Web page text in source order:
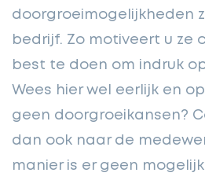
doorgroeimogelijkheden
bedrijf. Zo motiveert u ze
best te doen om indruk
Wees hier wel eerlijk en
geen doorgroeikansen?
dan ook naar de
manier is er geen